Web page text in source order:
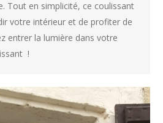
Tout en simplicité, ce coulissant
votre intérieur et de profiter de
entrer la lumière dans votre
!